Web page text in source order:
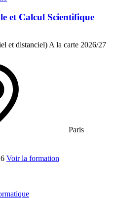
et Calcul Scientifique
et distanciel) A la carte 2026/27
Paris
Voir la formation